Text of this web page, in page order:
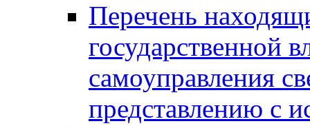
Перечень
государственной
самоуправления
представлению с